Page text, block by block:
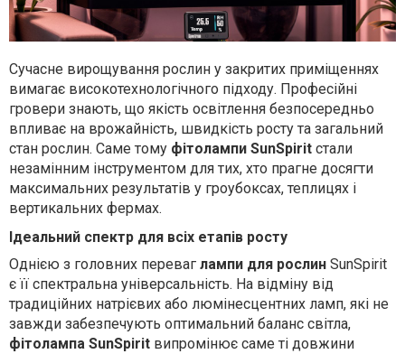
Сучасне вирощування рослин у закритих приміщеннях
вимагає високотехнологічного підходу. Професійні
гровери знають, що якість освітлення безпосередньо
впливає на врожайність, швидкість росту та загальний
стан рослин. Саме тому фітолампи SunSpirit стали
незамінним інструментом для тих, хто прагне досягти
максимальних результатів у гроубоксах, теплицях і
вертикальних фермах.
Ідеальний спектр для всіх етапів росту
Однією з головних переваг лампи для рослин SunSpirit
є її спектральна універсальність. На відміну від
традиційних натрієвих або люмінесцентних ламп, які не
завжди забезпечують оптимальний баланс світла,
фітолампа SunSpirit випромінює саме ті довжини